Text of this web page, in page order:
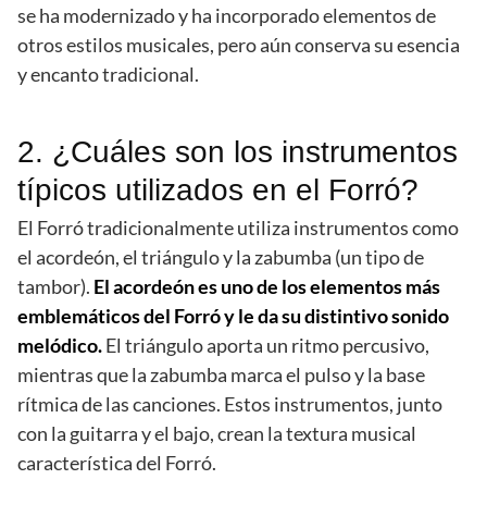
se ha modernizado y ha incorporado elementos de
otros estilos musicales, pero aún conserva su esencia
y encanto tradicional.
2. ¿Cuáles son los instrumentos
típicos utilizados en el Forró?
El Forró tradicionalmente utiliza instrumentos como
el acordeón, el triángulo y la zabumba (un tipo de
tambor). El acordeón es uno de los elementos más
emblemáticos del Forró y le da su distintivo sonido
melódico.El triángulo aporta un ritmo percusivo,
mientras que la zabumba marca el pulso y la base
rítmica de las canciones. Estos instrumentos, junto
con la guitarra y el bajo, crean la textura musical
característica del Forró.